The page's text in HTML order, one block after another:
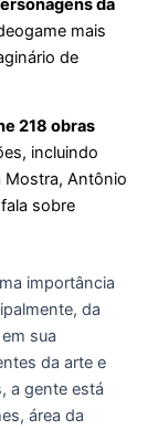
mais
de
218 obras
incluindo
Mostra, Antônio
sobre
importância
da
sua
da arte e
a gente está
área da